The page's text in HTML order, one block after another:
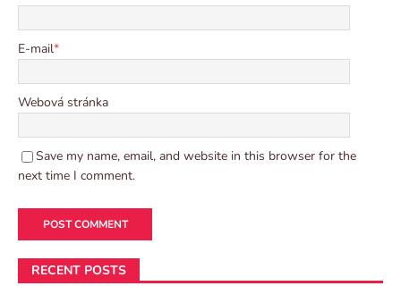
E-mail*
Webová stránka
Save my name, email, and website in this browser for the
next time I comment.
RECENT POSTS